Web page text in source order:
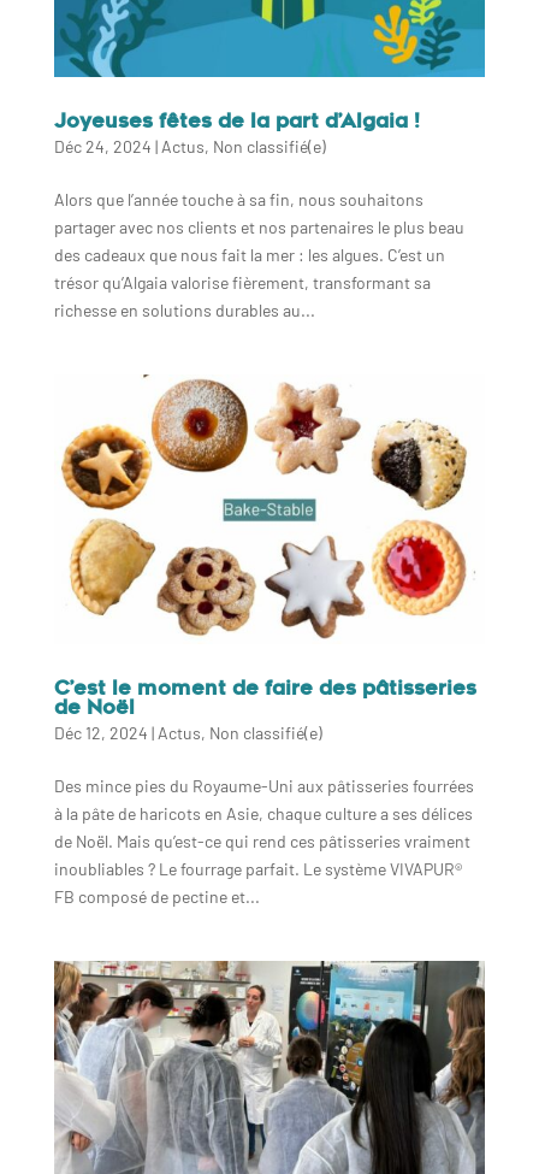
Joyeuses fêtes de la part d’Algaia !
Déc 24, 2024 | Actus, Non classifié(e)
Alors que l’année touche à sa fin, nous souhaitons
partager avec nos clients et nos partenaires le plus beau
des cadeaux que nous fait la mer : les algues. C’est un
trésor qu’Algaia valorise fièrement, transformant sa
richesse en solutions durables au...
C’est le moment de faire des pâtisseries
de Noël
Déc 12, 2024 | Actus, Non classifié(e)
Des mince pies du Royaume-Uni aux pâtisseries fourrées
à la pâte de haricots en Asie, chaque culture a ses délices
de Noël. Mais qu’est-ce qui rend ces pâtisseries vraiment
inoubliables ? Le fourrage parfait. Le système VIVAPUR®
FB composé de pectine et...